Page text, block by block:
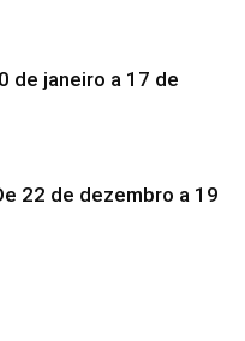
de janeiro a 17 de
22 de dezembro a 19